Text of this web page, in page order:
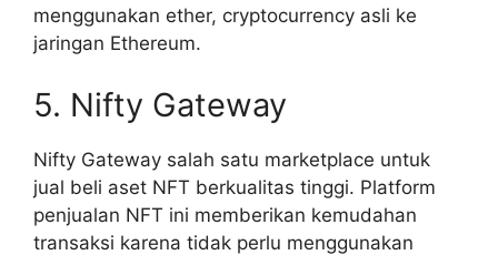
menggunakan ether, cryptocurrency asli ke
jaringan Ethereum.
5. Nifty Gateway
Nifty Gateway salah satu marketplace untuk
jual beli aset NFT berkualitas tinggi. Platform
penjualan NFT ini memberikan kemudahan
transaksi karena tidak perlu menggunakan